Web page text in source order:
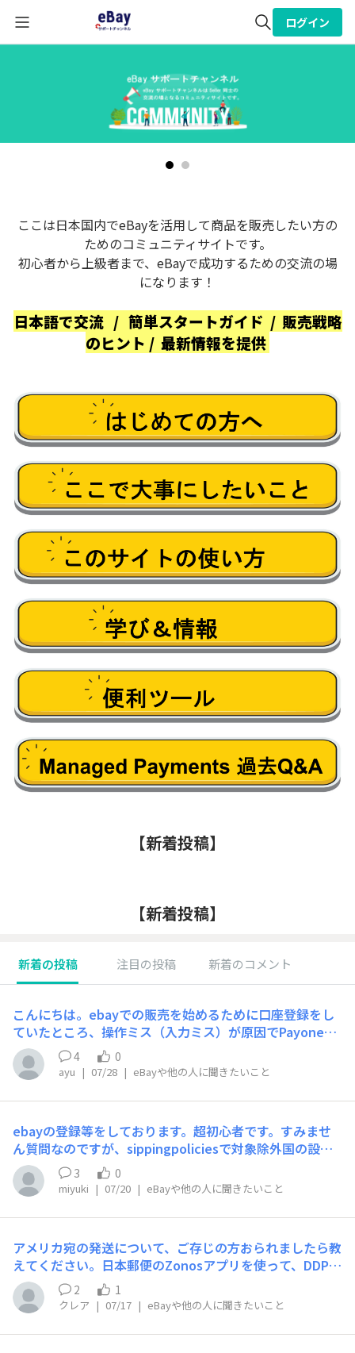
ログイン
ここは日本国内でeBayを活用して商品を販売したい方の
ためのコミュニティサイトです。
初心者から上級者まで、eBayで成功するための交流の場
になります！
日本語で交流 / 簡単スタートガイド / 販売戦略
のヒント / 最新情報を提供
【新着投稿】
【新着投稿】
新着の投稿 注目の投稿 新着のコメント
こんにちは。ebayでの販売を始めるために口座登録をし
ていたところ、操作ミス（入力ミス）が原因でPayoneer
アカウントが永久閉鎖されてしまいました。不正な意図は
一切なく、純粋な手続き上のミスです。正しい本人確認書
類や銀行口座の用意はありますので、Payoneer側への再
審査の取り次ぎ、または連携
4 0
ayu | 07/28 | eBayや他の人に聞きたいこと
ebayの登録等をしております。超初心者です。すみませ
ん質問なのですが、sippingpoliciesで対象除外国の設定
をしております。まだ、初心者ですので、アメリカ本土、
香港、シンガポール、オーストラリア以外の国は除外国に
したい状況です。香港、シンガポール、オーストラリアの
チェックボックスは外し、
3 0
miyuki | 07/20 | eBayや他の人に聞きたいこと
アメリカ宛の発送について、ご存じの方おられましたら教
えてください。日本郵便のZonosアプリを使って、DDPで
アメリカへ発送した場合、関税に間違いがあった場合など
の追加の請求は誰にされるのでしょうか？ebayスピード
パックエコノミーだと、数ヶ月後に調整が入り追徴される
ことが多いです。郵便局に確認した
2 1
クレア | 07/17 | eBayや他の人に聞きたいこと